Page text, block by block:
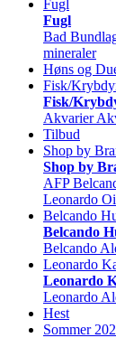
Fugl
Fugl
Bad
mineraler
Høns og
Fisk/
Fisk/
Akvarier
Tilbud
Shop by
Shop by
AFP
Leonardo
Belcando
Belcando
Belcando
Leonardo
Leonardo
Leonardo
Hest
Sommer